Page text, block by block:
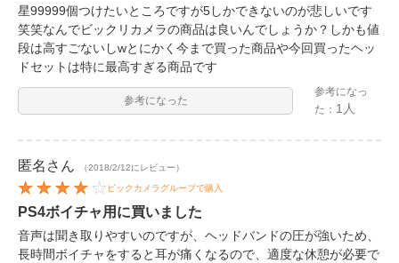
星99999個つけたいところですが5しかできないのが悲しいです
笑笑なんでビックリカメラの商品は良いんでしょうか？しかも値
段は高すごないしwとにかく今まで買った商品や今回買ったヘッ
ドセットは特に最高すぎる商品です
参考になった
参考になっ
た： 1人
匿名 さん （2018/2/12にレビュー）
ビックカメラグループで購入
PS4ボイチャ用に買いました
音声は聞き取りやすいのですが、ヘッドバンドの圧が強いため、
長時間ボイチャをすると耳が痛くなるので、適度な休憩が必要で